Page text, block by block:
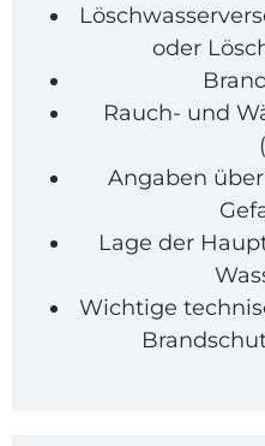
oder
Rauch- und
Angaben
Lage der
Wichtige